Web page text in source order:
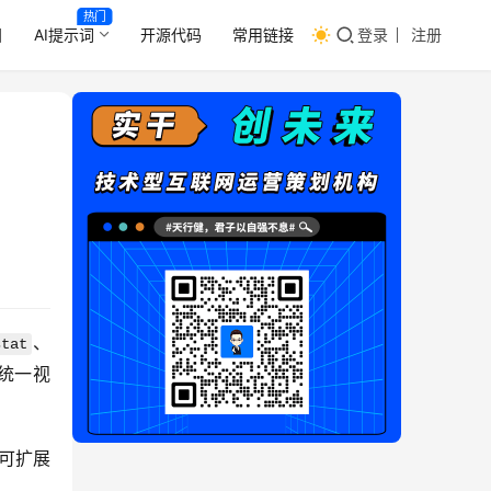
AI提示词
热门
开源代码 常用链接 登录 注册
、
一视
扩展